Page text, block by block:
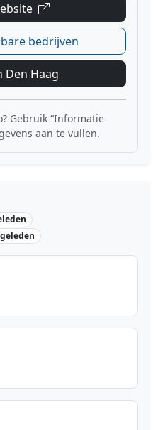
bedrijven
Den Haag
Gebruik “Informatie
aan te vullen.